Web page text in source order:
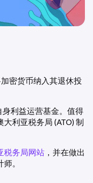
密货币纳入其退休投
利益运营基金。值得
利亚税务局 (ATO) 制
税务局网站 ，并在做出
。